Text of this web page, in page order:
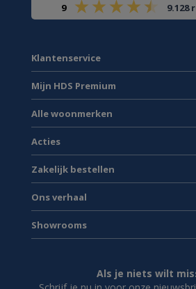
9 9.128
Klantenservice
Mijn HDS Premium
Alle woonmerken
Acties
Zakelijk bestellen
Ons verhaal
Showrooms
Als je niets wilt